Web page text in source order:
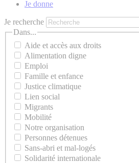
Je donne
Je recherche
Dans...
Aide et accès aux droits
Alimentation digne
Emploi
Famille et enfance
Justice climatique
Lien social
Migrants
Mobilité
Notre organisation
Personnes détenues
Sans-abri et mal-logés
Solidarité internationale